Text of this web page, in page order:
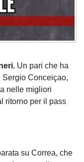
Un pari che ha
Sergio Conceiçao,
nelle migliori
ritorno per il pass
su Correa, che